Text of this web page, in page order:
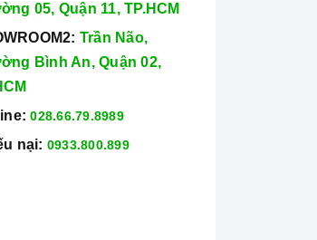
05, Quận 11, TP.HCM
Trần Não,
Bình An, Quận 02,
028.66.79.8989
nại: 0933.800.899